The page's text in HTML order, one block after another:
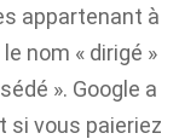
appartenant à
nom « dirigé »
». Google a
si vous paieriez